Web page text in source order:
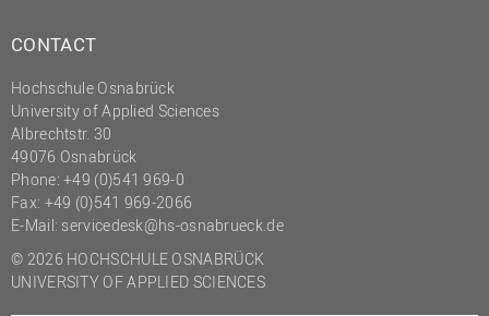
CONTACT
Hochschule Osnabrück
University of Applied Sciences
Albrechtstr. 30
49076 Osnabrück
Phone: +49 (0)541 969-0
Fax: +49 (0)541 969-2066
E-Mail: servicedesk@hs-osnabrueck.de
© 2026 HOCHSCHULE OSNABRÜCK
UNIVERSITY OF APPLIED SCIENCES